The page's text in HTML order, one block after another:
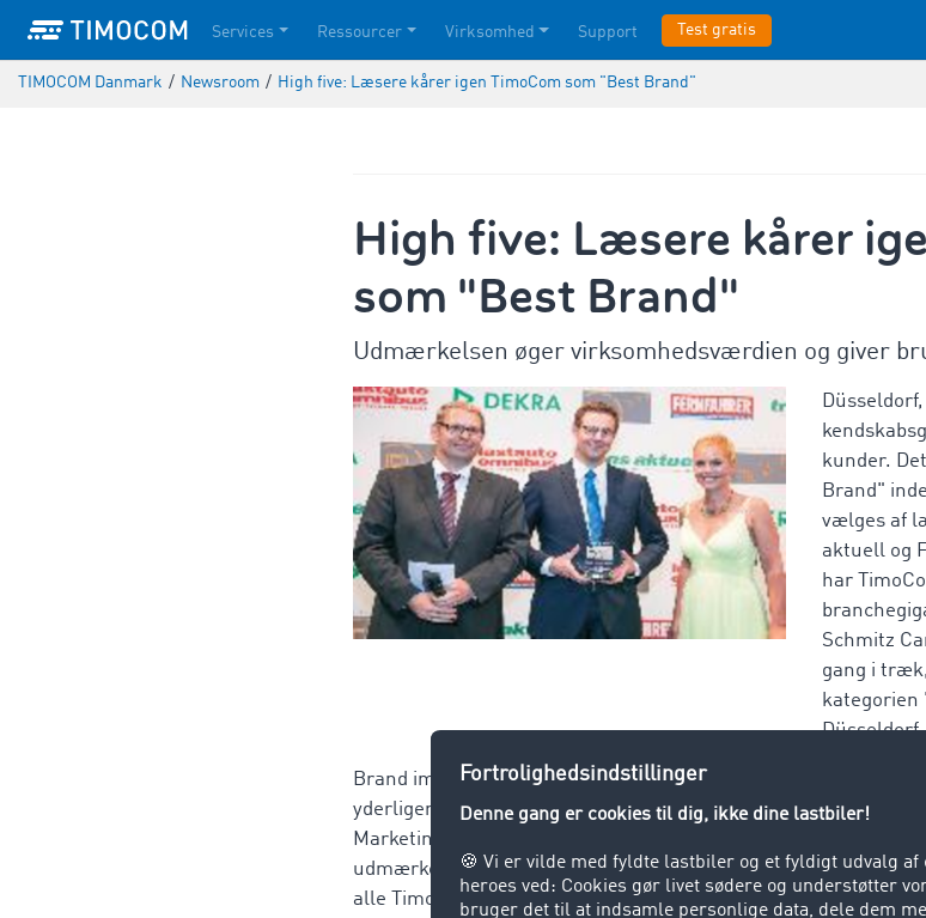
Services Ressourcer Virksomhed Support Test gratis
TIMOCOM Danmark / Newsroom / High five: Læsere kårer igen TimoCom som "Best Brand"
High five: Læsere kårer
som "Best Brand"
Udmærkelsen øger virksomhedsværdien og giver
kunder.
Brand"
vælges af
aktuell og
har
Schmitz
gang i
kategorien
Düsseldorf.
Brand image udgør en væsentlig del af en virksomheds værdi,
yderligere for den markedsførende fragtbørs TC Truck&Cargo®
Marketing Director Christof Thesinga imod prisen for den
udmærkelse afspejler vores kunders loyalitet. Den er ikke
alle TimoCom fragtbørsens brugeres image, brugere afvikler